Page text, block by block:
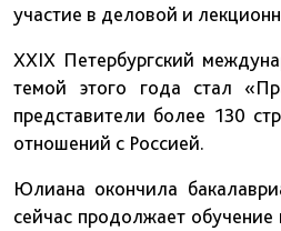
участие в деловой и
XXIX Петербургский
темой этого года стал
представители более 130
отношений с Россией.
Юлиана окончила
сейчас продолжает